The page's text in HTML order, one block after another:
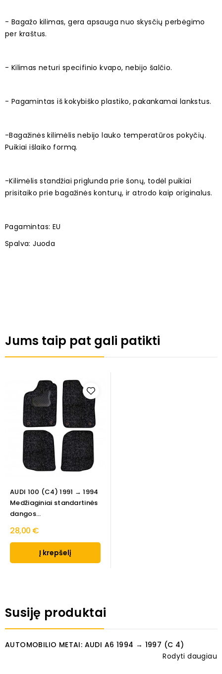
- Bagažo kilimas, gera apsauga nuo skysčių perbėgimo
per kraštus.
- Kilimas neturi specifinio kvapo, nebijo šalčio.
- Pagamintas iš kokybiško plastiko, pakankamai lankstus.
-Bagažinės kilimėlis nebijo lauko temperatūros pokyčių.
Puikiai išlaiko formą.
-Kilimėlis standžiai priglunda prie šonų, todėl puikiai
prisitaiko prie bagažinės konturų, ir atrodo kaip originalus.
Pagamintas: EU
Spalva: Juoda
Jums taip pat gali patikti
AUDI 100 (C4) 1991 → 1994
Medžiaginiai standartinės
dangos...
28,00 €
Į krepšelį
Susiję produktai
AUTOMOBILIO METAI: AUDI A6 1994 → 1997 (C 4)
Rodyti daugiau